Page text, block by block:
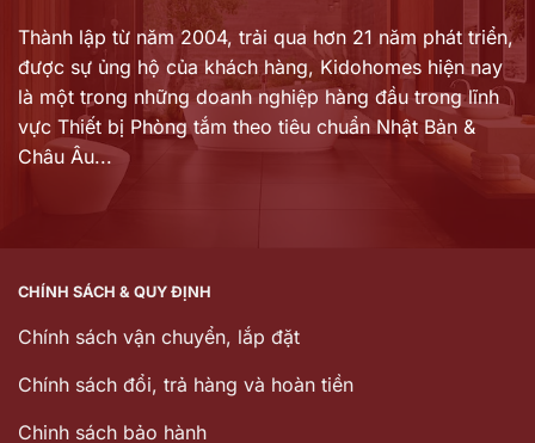
Tăng tính thẩm mỹ: Móc áo được thiết kế với nhiều
kiểu dáng và chất liệu khác nhau, giúp tạo điểm nhấn
thẩm mỹ trong phòng tắm. Chúng có thể được lựa
chọn để phù hợp với trang trí nội thất tổng thể của
phòng tắm.
Đa dạng về loại móc:
Có nhiều loại móc áo phòng tắm
loại khác. Điều này cho phép bạn lựa chọn loại móc
phù hợp với nhu cầu và không gian cụ thể của bạn.
bạn có thể tìm thấy nhiều tùy chọn phù hợp với ngân
sách của mình.
Thành lập từ năm 2004, trải qua hơn 21 năm phát triển,
được sự ủng hộ của khách hàng, Kidohomes hiện nay
là một trong những doanh nghiệp hàng đầu trong lĩnh
vực Thiết bị Phòng tắm theo tiêu chuẩn Nhật Bản &
Châu Âu...
CHÍNH SÁCH & QUY ĐỊNH
Chính sách vận chuyển, lắp đặt
Chính sách đổi, trả hàng và hoàn tiền
Chinh sách bảo hành